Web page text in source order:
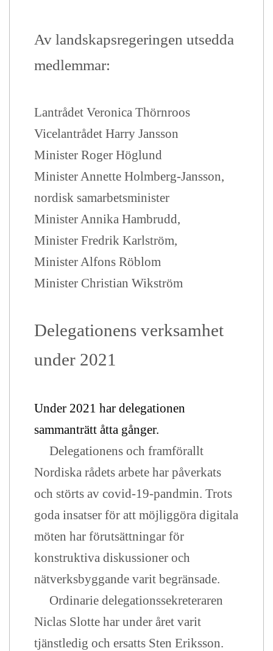
Av landskapsregeringen utsedda
medlemmar:
Lantrådet Veronica Thörnroos
Vicelantrådet Harry Jansson
Minister Roger Höglund
Minister Annette Holmberg-Jansson,
nordisk samarbetsminister
Minister Annika Hambrudd,
Minister Fredrik Karlström,
Minister Alfons Röblom
Minister Christian Wikström
Delegationens verksamhet
under 2021
Under 2021 har delegationen
sammanträtt åtta gånger.
Delegationens och framförallt
Nordiska rådets arbete har påverkats
och störts av covid-19-pandmin. Trots
goda insatser för att möjliggöra digitala
möten har förutsättningar för
konstruktiva diskussioner och
nätverksbyggande varit begränsade.
Ordinarie delegationssekreteraren
Niclas Slotte har under året varit
tjänstledig och ersatts Sten Eriksson.